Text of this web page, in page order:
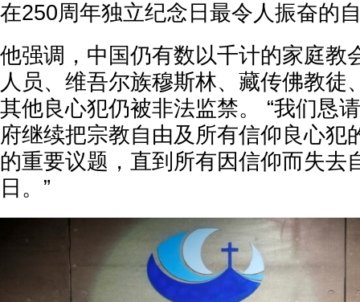
在250周年独立纪念日最令人振奋的
他强调，中国仍有数以千计的家庭教
人员、维吾尔族穆斯林、藏传佛教徒
其他良心犯仍被非法监禁。 “我们恳
府继续把宗教自由及所有信仰良心犯
的重要议题，直到所有因信仰而失去
日。”